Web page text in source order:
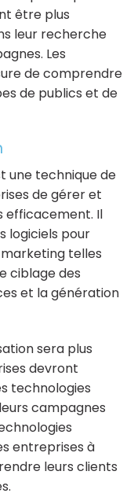
être plus
leur recherche
Les
de comprendre
de publics et de
une technique de
de gérer et
efficacement. Il
logiciels pour
telles
ciblage des
et la génération
sera plus
devront
technologies
campagnes
entreprises à
leurs clients